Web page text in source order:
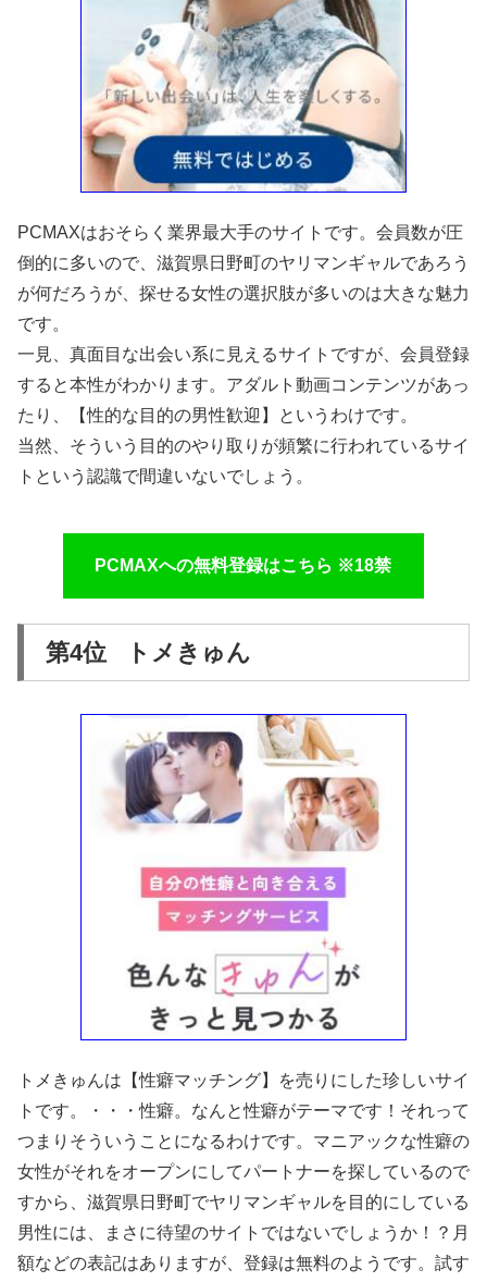
PCMAXはおそらく業界最大手のサイトです。会員数が圧
倒的に多いので、滋賀県日野町のヤリマンギャルであろう
が何だろうが、探せる女性の選択肢が多いのは大きな魅力
です。
一見、真面目な出会い系に見えるサイトですが、会員登録
すると本性がわかります。アダルト動画コンテンツがあっ
たり、【性的な目的の男性歓迎】というわけです。
当然、そういう目的のやり取りが頻繁に行われているサイ
トという認識で間違いないでしょう。
PCMAXへの無料登録はこちら ※18禁
第4位 トメきゅん
トメきゅんは【性癖マッチング】を売りにした珍しいサイ
トです。・・・性癖。なんと性癖がテーマです！それって
つまりそういうことになるわけです。マニアックな性癖の
女性がそれをオープンにしてパートナーを探しているので
すから、滋賀県日野町でヤリマンギャルを目的にしている
男性には、まさに待望のサイトではないでしょうか！？月
額などの表記はありますが、登録は無料のようです。試す